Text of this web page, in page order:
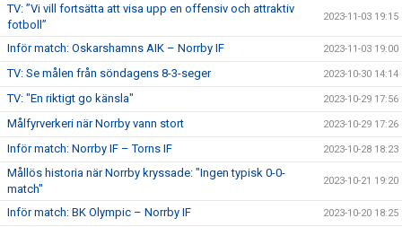
TV: ”Vi vill fortsätta att visa upp en offensiv och attraktiv
fotboll”
2023-11-03 19:15
Inför match: Oskarshamns AIK – Norrby IF 2023-11-03 19:00
TV: Se målen från söndagens 8-3-seger 2023-10-30 14:14
TV: "En riktigt go känsla" 2023-10-29 17:56
Målfyrverkeri när Norrby vann stort 2023-10-29 17:26
Inför match: Norrby IF – Torns IF 2023-10-28 18:23
Mållös historia när Norrby kryssade: "Ingen typisk 0-0-
match"
2023-10-21 19:20
Inför match: BK Olympic – Norrby IF 2023-10-20 18:25